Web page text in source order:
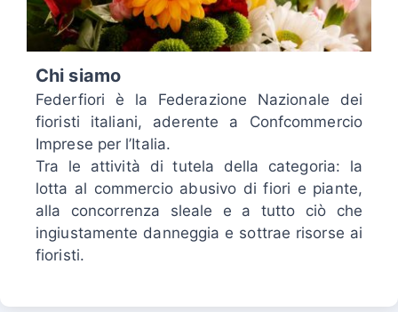
Chi siamo
Federfiori è la Federazione Nazionale dei
fioristi italiani, aderente a Confcommercio
Imprese per l’Italia.
Tra le attività di tutela della categoria: la
lotta al commercio abusivo di fiori e piante,
alla concorrenza sleale e a tutto ciò che
ingiustamente danneggia e sottrae risorse ai
fioristi.